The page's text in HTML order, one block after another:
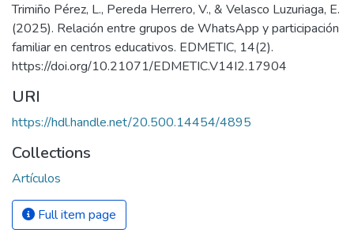
Trimiño Pérez, L., Pereda Herrero, V., & Velasco Luzuriaga, E.
(2025). Relación entre grupos de WhatsApp y participación
familiar en centros educativos. EDMETIC, 14(2).
https://doi.org/10.21071/EDMETIC.V14I2.17904
URI
https://hdl.handle.net/20.500.14454/4895
Collections
Artículos
Full item page